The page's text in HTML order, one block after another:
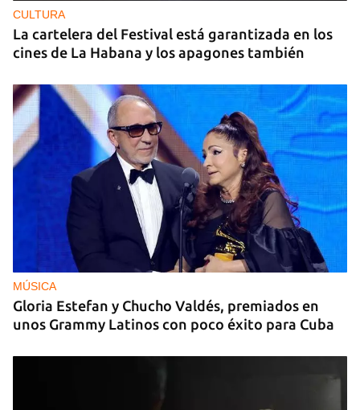
CULTURA
La cartelera del Festival está garantizada en los
cines de La Habana y los apagones también
MÚSICA
Gloria Estefan y Chucho Valdés, premiados en
unos Grammy Latinos con poco éxito para Cuba